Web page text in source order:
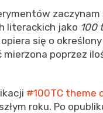
li­te­rac­kich jako 100
się o
po­przez
#100TC theme
roku. Po